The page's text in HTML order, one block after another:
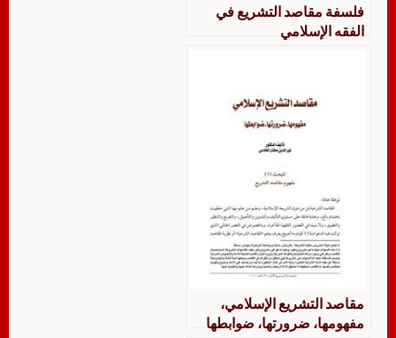
فلسفة مقاصد التشريع في
الفقه الإسلامي
مقاصد التشريع الإسلامي،
مفهومها، ضرورتها، ضوابطها